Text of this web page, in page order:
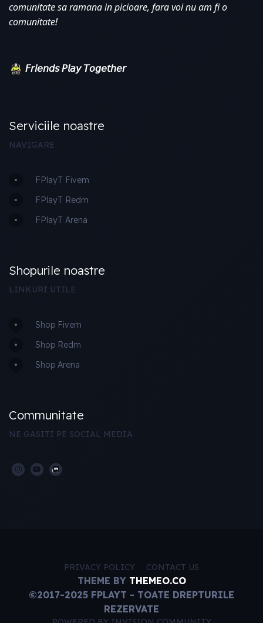
comunitate sa ramana in picioare, fara voi nu am fi o
comunitate!
𝘍𝘳𝘪𝘦𝘯𝘥𝘴 𝘗𝘭𝘢𝘺 𝘛𝘰𝘨𝘦𝘵𝘩𝘦𝘳
Serviciile noastre
NAVIGARE
FPlayT Fivem
FPlayT Redm
FPlayT Arena
Shopurile noastre
LINKURI UTILE
Shop Fivem
Shop Redm
Shop Arena
Communitate
NE GASITI PE SOCIAL MEDIA
PRIVACY POLICY CONTACT US
THEME BY THEMEO.CO
©2017-2025 FPLAYT - TOATE DREPTURILE
REZERVATE